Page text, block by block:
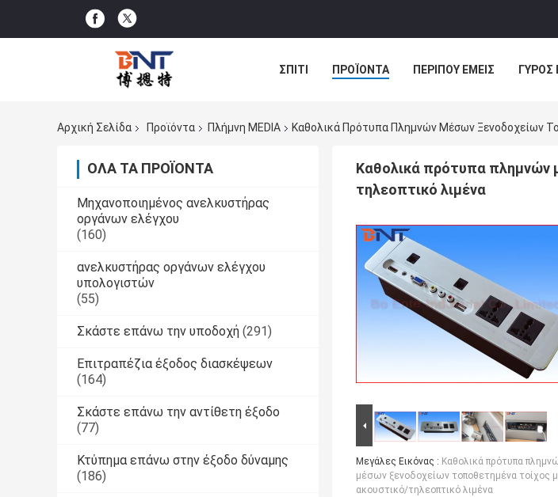
ΣΠΊΤΙ ΠΡΟΪΌΝΤΑ ΠΕΡΊΠΟΥ ΕΜΕΊΣ ΓΎΡΟΣ
Αρχική Σελίδα
Προϊόντα Πλήμνη MEDIA Καθολικά Πρότυπα Πλημνών Μέσων Ξενοδοχείων
ΌΛΑ ΤΑ ΠΡΟΪΌΝΤΑ
Μηχανοποιημένος ανελκυστήρας
οργάνων ελέγχου
(160)
ανελκυστήρας οργάνων ελέγχου
υπολογιστών
(55)
Σκάστε επάνω την υποδοχή (291)
Επιτραπέζια έξοδος διασκέψεων
(164)
Σκάστε επάνω την αντίθετη έξοδο
(77)
Κτύπημα επάνω στην έξοδο δύναμης
(186)
Καθολικά πρότυπα πλημνών
τηλεοπτικό λιμένα
Μεγάλες Εικόνας : Καθολικά πρότυπα
μέσων ξενοδοχείων τοποθετημένα τοίχος
ακουστικό/τηλεοπτικό λιμένα